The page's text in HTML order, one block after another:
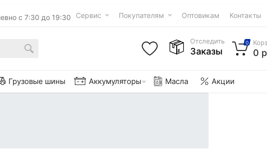
с 7:30 до 19:30 Сервис Покупателям Оптовикам Контакты
Грузовые шины Аккумуляторы Масла Акции
Отследить
Заказы
0
0